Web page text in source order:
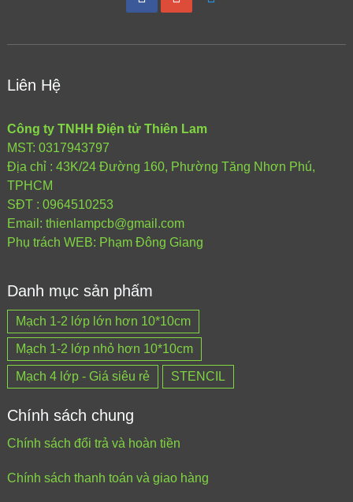
Liên Hệ
Công ty TNHH Điện tử Thiên Lam
MST: 0317943797
Địa chỉ : 43K/24 Đường 160, Phường Tăng Nhơn Phú,
TPHCM
SĐT : 0964510253
Email: thienlampcb@gmail.com
Phụ trách WEB: Phạm Đông Giang
Danh mục sản phẩm
Mạch 1-2 lớp lớn hơn 10*10cm
Mạch 1-2 lớp nhỏ hơn 10*10cm
Mạch 4 lớp - Giá siêu rẻ STENCIL
Chính sách chung
Chính sách đổi trả và hoàn tiền
Chính sách thanh toán và giao hàng